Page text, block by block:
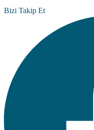
Bizi Takip Et